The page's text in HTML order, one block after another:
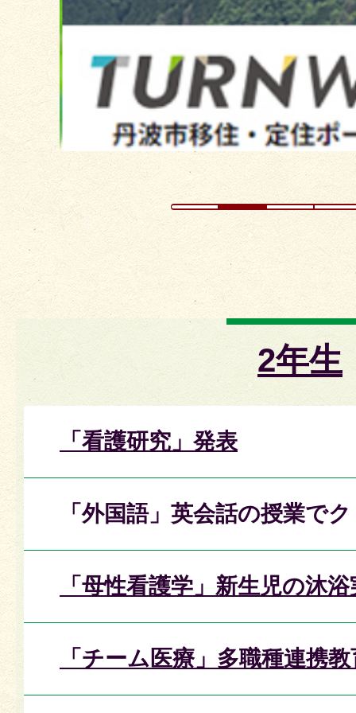
ラ
イ
ド
2年生
「看護研究」発表
「外国語」英会話の授業で
「母性看護学」新生児の沐
「チーム医療」多職種連携